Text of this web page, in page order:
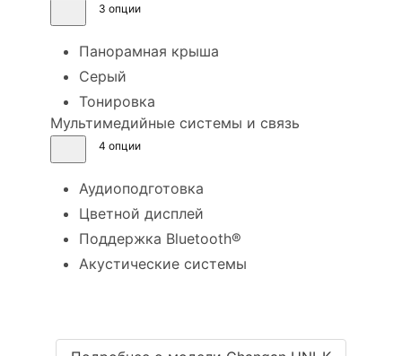
3 опции
Панорамная крыша
Серый
Тонировка
Мультимедийные системы и связь
4 опции
Аудиоподготовка
Цветной дисплей
Поддержка Bluetooth®
Акустические системы